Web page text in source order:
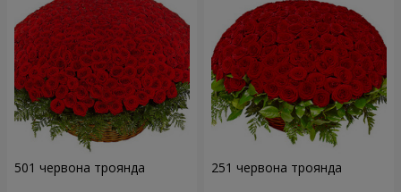
501 червона троянда 251 червона троянда